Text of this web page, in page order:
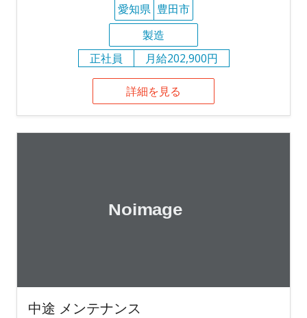
愛知県 豊田市
製造
正社員
月給202,900円
詳細を見る
中途 メンテナンス